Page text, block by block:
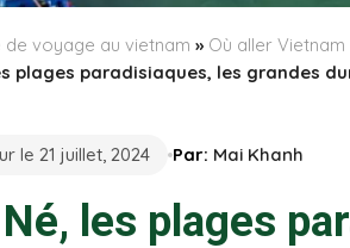
de voyage au vietnam » Où aller
plages paradisiaques, les grandes
le 21 juillet, 2024 Par: Mai Khanh
les plages